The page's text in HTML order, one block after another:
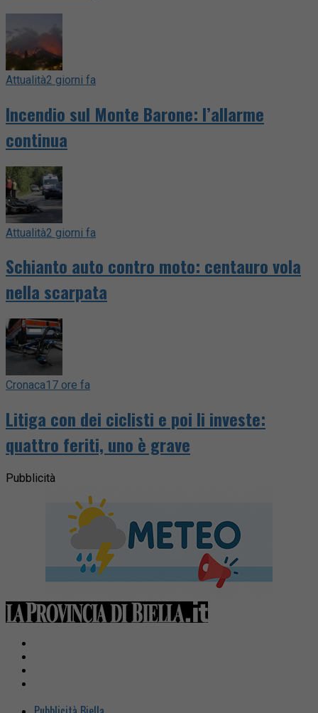
Attualità2 giorni fa
Incendio sul Monte Barone: l’allarme
continua
Attualità2 giorni fa
Schianto auto contro moto: centauro vola
nella scarpata
Cronaca17 ore fa
Litiga con dei ciclisti e poi li investe:
quattro feriti, uno è grave
Pubblicità